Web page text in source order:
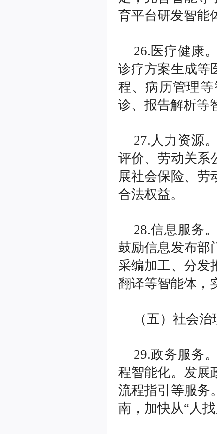
育平台研发智能
26.医疗健康
诊疗方案生成等
程、病历管理
诊、报告解析等
27.人力资源
评价、劳动关系
展社会保险、劳
合法权益。
28.信息服务
鼓励信息发布部
采编加工、分发
翻译等智能体，
（五）社会治
29.政务服务
程智能化。发展
流程指引等服务
南，加快从“人